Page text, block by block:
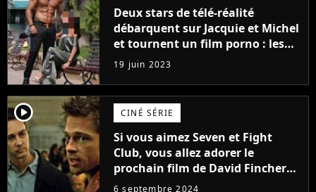
Deux stars de télé-réalité
débarquent sur Jacquie et Michel
et tournent un film porno : les
premières images du tournage
(exclu)
19 juin 2023
player2 CINÉ SÉRIE
Si vous aimez Seven et Fight
Club, vous allez adorer le
prochain film de David Fincher
avec lequel il se réinvente
6 septembre 2024